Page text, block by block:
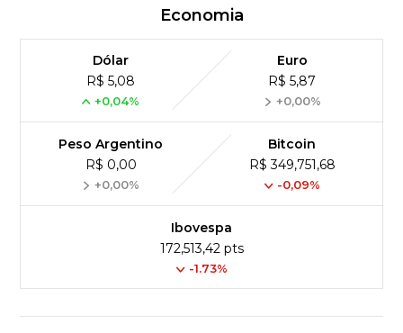
Economia
Dólar
R$ 5,08
+0,04%
Euro
R$ 5,87
+0,00%
Peso Argentino
R$ 0,00
+0,00%
Bitcoin
R$ 349,751,68
-0,09%
Ibovespa
172,513,42 pts
-1.73%